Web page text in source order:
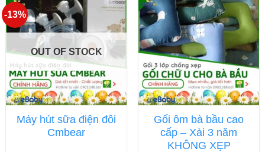
-13%
OUT OF STOCK
Máy hút sữa điện đôi
Cmbear
Gối ôm bà bầu cao
cấp – Xài 3 năm
KHÔNG XẸP